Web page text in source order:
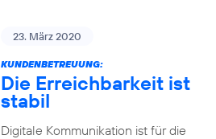
23. März 2020
KUNDENBETREUUNG:
Die Erreichbarkeit ist
stabil
Digitale Kommunikation ist für die